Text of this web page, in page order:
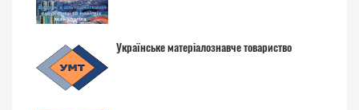
Українське матеріалознавче товариство